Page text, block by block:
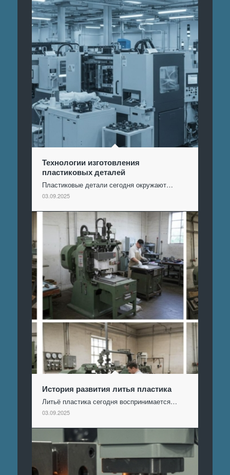
Технологии изготовления
пластиковых деталей
Пластиковые детали сегодня окружают…
03.09.2025
История развития литья пластика
Литьё пластика сегодня воспринимается…
03.09.2025